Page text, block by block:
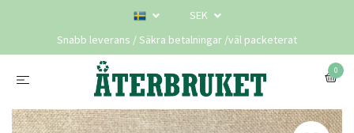
SEK
Snabb leverans / Säkra betalningar /väl packeterat
0